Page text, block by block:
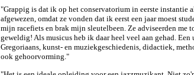
"Grappig is dat ik op het conservatorium in eerste instantie
afgewezen, omdat ze vonden dat ik eerst een jaar moest
mijn racefiets en brak mijn sleutelbeen. Ze adviseerden me
geweldig! Als musicus heb ik daar heel veel aan gehad.
Gregoriaans, kunst- en muziekgeschiedenis, didactiek,
ook gehoorvorming."